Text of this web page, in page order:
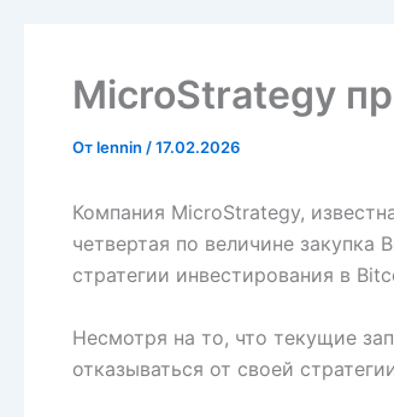
MicroStrategy
Отlennin /17.02.2026
Компания MicroStrategy,
четвертая по величине
стратегии инвестирования в
Несмотря на то, что текущие
отказываться от своей